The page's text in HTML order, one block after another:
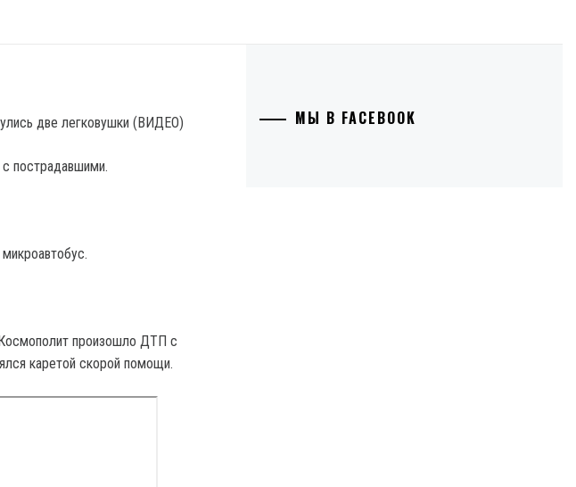
пострадавшими.
произошло ДТП с
каретой скорой помощи.
МЫ В FACEBOOK